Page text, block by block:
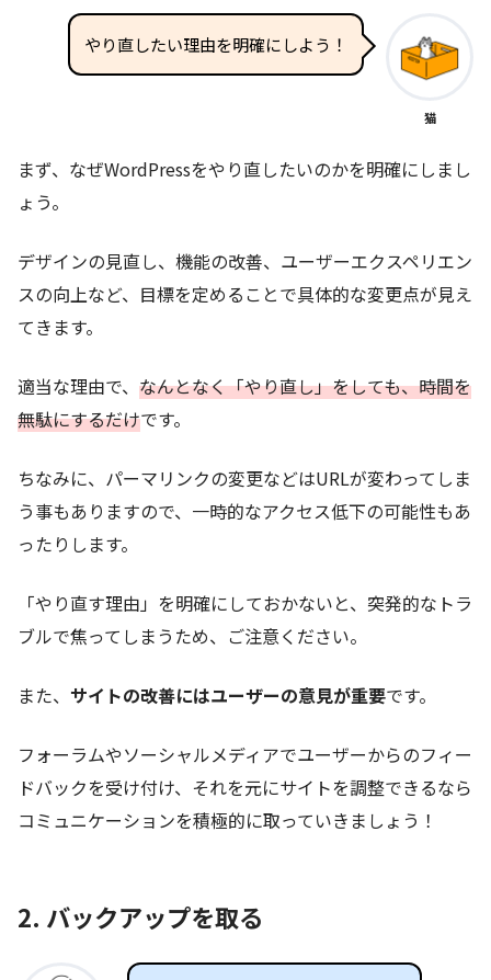
やり直したい理由を明確にしよう！
猫
まず、なぜWordPressをやり直したいのかを明確にしまし
ょう。
デザインの見直し、機能の改善、ユーザーエクスペリエン
スの向上など、目標を定めることで具体的な変更点が見え
てきます。
適当な理由で、 なんとなく「やり直し」をしても、時間を
無駄にするだけです。
ちなみに、パーマリンクの変更などはURLが変わってしま
う事もありますので、一時的なアクセス低下の可能性もあ
ったりします。
「やり直す理由」を明確にしておかないと、突発的なトラ
ブルで焦ってしまうため、ご注意ください。
また、 サイトの改善にはユーザーの意見が重要です。
フォーラムやソーシャルメディアでユーザーからのフィー
ドバックを受け付け、それを元にサイトを調整できるなら
コミュニケーションを積極的に取っていきましょう！
2. バックアップを取る